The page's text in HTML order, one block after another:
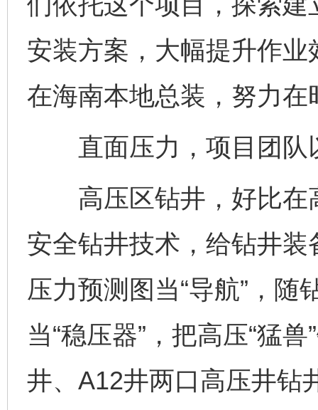
安装方案，大幅提升作
在海南本地总装，努力在
直面压力，项目团队
高压区钻井，好比在
安全钻井技术，给钻井
压力预测图当“导航”，随
当“稳压器”，把高压“猛
井、A12井两口高压井钻